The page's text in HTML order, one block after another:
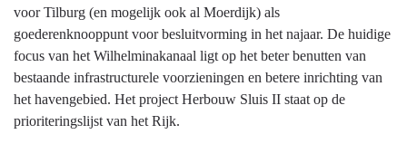
voor Tilburg (en mogelijk ook al Moerdijk) als
goederenknooppunt voor besluitvorming in het najaar. De huidige
focus van het Wilhelminakanaal ligt op het beter benutten van
bestaande infrastructurele voorzieningen en betere inrichting van
het havengebied. Het project Herbouw Sluis II staat op de
prioriteringslijst van het Rijk.